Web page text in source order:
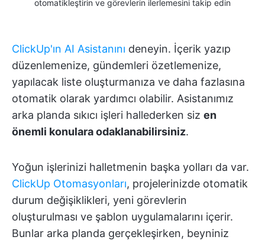
otomatikleştirin ve görevlerin ilerlemesini takip edin
ClickUp'ın AI Asistanını deneyin. İçerik yazıp
düzenlemenize, gündemleri özetlemenize,
yapılacak liste oluşturmanıza ve daha fazlasına
otomatik olarak yardımcı olabilir. Asistanımız
arka planda sıkıcı işleri hallederken siz en
önemli konulara odaklanabilirsiniz.
Yoğun işlerinizi halletmenin başka yolları da var.
ClickUp Otomasyonları, projelerinizde otomatik
durum değişiklikleri, yeni görevlerin
oluşturulması ve şablon uygulamalarını içerir.
Bunlar arka planda gerçekleşirken, beyniniz